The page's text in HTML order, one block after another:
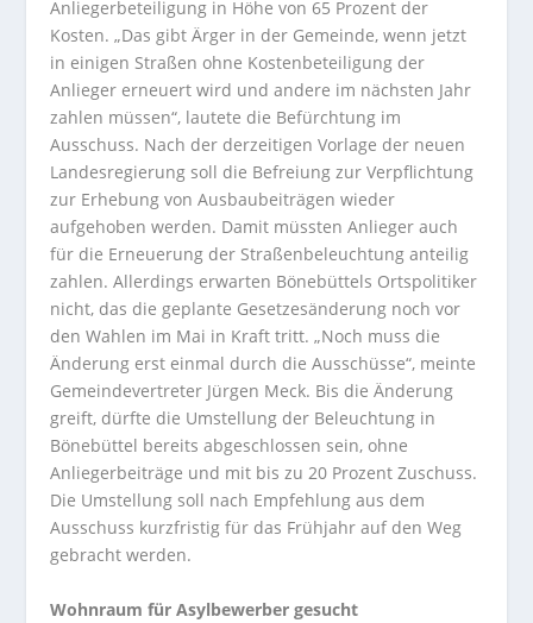
Anliegerbeteiligung in Höhe von 65 Prozent der
Kosten. „Das gibt Ärger in der Gemeinde, wenn jetzt
in einigen Straßen ohne Kostenbeteiligung der
Anlieger erneuert wird und andere im nächsten Jahr
zahlen müssen“, lautete die Befürchtung im
Ausschuss. Nach der derzeitigen Vorlage der neuen
Landesregierung soll die Befreiung zur Verpflichtung
zur Erhebung von Ausbaubeiträgen wieder
aufgehoben werden. Damit müssten Anlieger auch
für die Erneuerung der Straßenbeleuchtung anteilig
zahlen. Allerdings erwarten Bönebüttels Ortspolitiker
nicht, das die geplante Gesetzesänderung noch vor
den Wahlen im Mai in Kraft tritt. „Noch muss die
Änderung erst einmal durch die Ausschüsse“, meinte
Gemeindevertreter Jürgen Meck. Bis die Änderung
greift, dürfte die Umstellung der Beleuchtung in
Bönebüttel bereits abgeschlossen sein, ohne
Anliegerbeiträge und mit bis zu 20 Prozent Zuschuss.
Die Umstellung soll nach Empfehlung aus dem
Ausschuss kurzfristig für das Frühjahr auf den Weg
gebracht werden.
Wohnraum für Asylbewerber gesucht